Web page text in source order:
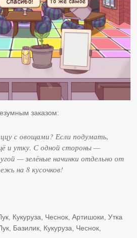
заказом:
с овощами? Если подумать,
и утку. С одной стороны —
— зелёные начинки отдельно от
на 8 кусочков!
Кукуруза, Чеснок, Артишоки, Утка
Базилик, Кукуруза, Чеснок,